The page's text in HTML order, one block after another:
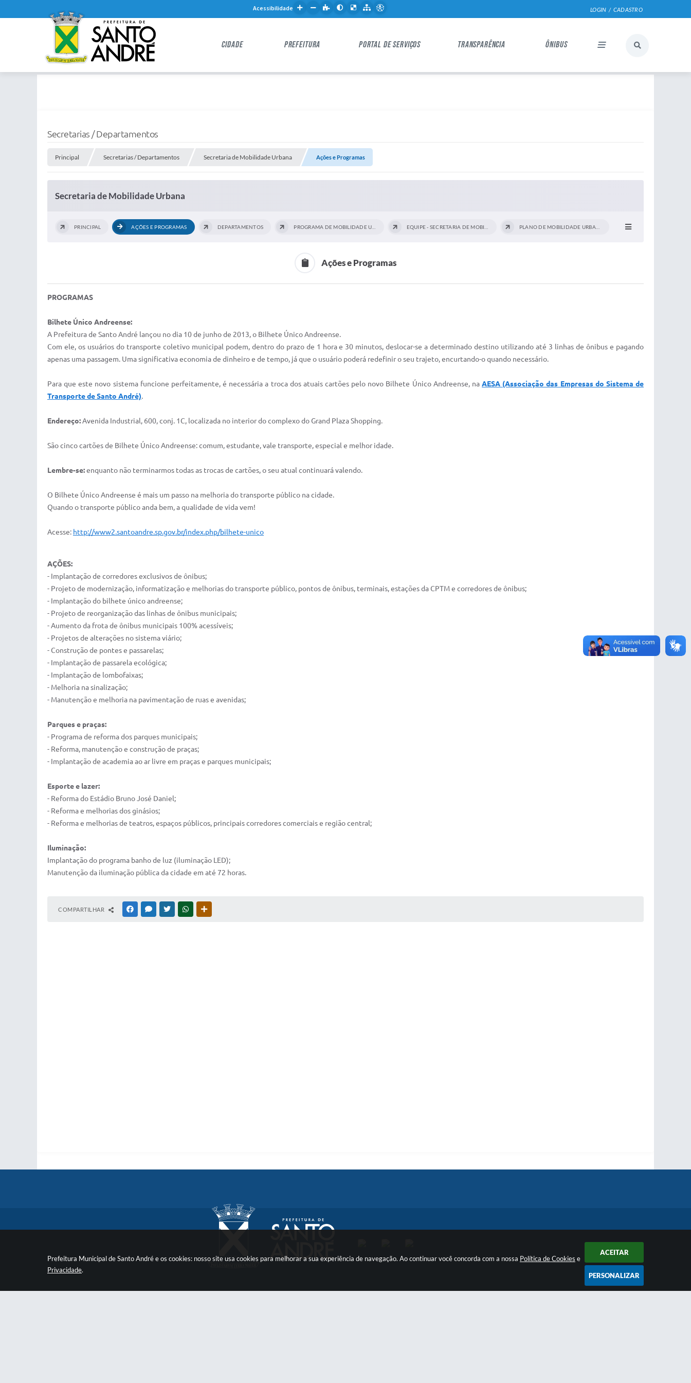
Prefeitura Municipal de Santo André e os cookies: nosso site usa cookies para melhorar a sua experiência de navegação. Ao continuar você concorda com a nossa Política de Cookies e
Privacidade.
ACEITAR
PERSONALIZAR
LOGIN / CADASTRO
Acessibilidade
CIDADE PREFEITURA PORTAL DE SERVIÇOS TRANSPARÊNCIA ÔNIBUS
Secretarias / Departamentos
Principal Secretarias / Departamentos Secretaria de Mobilidade Urbana Ações e Programas
Secretaria de Mobilidade Urbana
PRINCIPAL AÇÕES E PROGRAMAS DEPARTAMENTOS
Ações e Programas
PROGRAMAS
Bilhete Único Andreense:
A Prefeitura de Santo André lançou no dia 10 de junho de 2013, o Bilhete Único Andreense.
Com ele, os usuários do transporte coletivo municipal podem, dentro do prazo de 1 hora e 30 minutos, deslocar-se a determinado destino utilizando até 3 linhas de ônibus e pagando
apenas uma passagem. Uma significativa economia de dinheiro e de tempo, já que o usuário poderá redefinir o seu trajeto, encurtando-o quando necessário.
Para que este novo sistema funcione perfeitamente, é necessária a troca dos atuais cartões pelo novo Bilhete Único Andreense, naAESA (Associação das Empresas do Sistema de
Transporte de Santo André).
Endereço:Avenida Industrial, 600, conj. 1C, localizada no interior do complexo do Grand Plaza Shopping.
São cinco cartões de Bilhete Único Andreense: comum, estudante, vale transporte, especial e melhor idade.
Lembre-se:enquanto não terminarmos todas as trocas de cartões, o seu atual continuará valendo.
O Bilhete Único Andreense é mais um passo na melhoria do transporte público na cidade.
Quando o transporte público anda bem, a qualidade de vida vem!
Acesse: http://www2.santoandre.sp.gov.br/index.php/bilhete-unico
AÇÕES:
- Implantação de corredores exclusivos de ônibus;
- Projeto de modernização, informatização e melhorias do transporte público, pontos de ônibus, terminais, estações da CPTM e corredores de ônibus;
- Implantação do bilhete único andreense;
- Projeto de reorganização das linhas de ônibus municipais;
- Aumento da frota de ônibus municipais 100% acessíveis;
- Projetos de alterações no sistema viário;
- Construção de pontes e passarelas;
- Implantação de passarela ecológica;
- Implantação de lombofaixas;
- Melhoria na sinalização;
- Manutenção e melhoria na pavimentação de ruas e avenidas;
Parques e praças:
- Programa de reforma dos parques municipais;
- Reforma, manutenção e construção de praças;
- Implantação de academia ao ar livre em praças e parques municipais;
Esporte e lazer:
- Reforma do Estádio Bruno José Daniel;
- Reforma e melhorias dos ginásios;
- Reforma e melhorias de teatros, espaços públicos, principais corredores comerciais e região central;
Iluminação:
Implantação do programa banho de luz (iluminação LED);
Manutenção da iluminação pública da cidade em até 72 horas.
COMPARTILHAR FACEBOOKMESSENGER
TWITTERWHATSAPP